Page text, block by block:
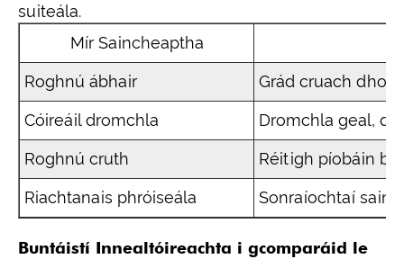
suiteála.
Mír Saincheaptha
Roghnú ábhair Grád cruach
Cóireáil dromchla Dromchla geal,
Roghnú cruth Réitigh píobáin
Riachtanais phróiseála Sonraíochtaí
Buntáistí Innealtóireachta i gcomparáid le